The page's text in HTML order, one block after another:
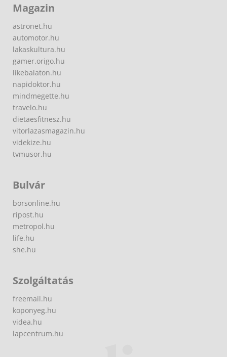
Magazin
astronet.hu
automotor.hu
lakaskultura.hu
gamer.origo.hu
likebalaton.hu
napidoktor.hu
mindmegette.hu
travelo.hu
dietaesfitnesz.hu
vitorlazasmagazin.hu
videkize.hu
tvmusor.hu
Bulvár
borsonline.hu
ripost.hu
metropol.hu
life.hu
she.hu
Szolgáltatás
freemail.hu
koponyeg.hu
videa.hu
lapcentrum.hu